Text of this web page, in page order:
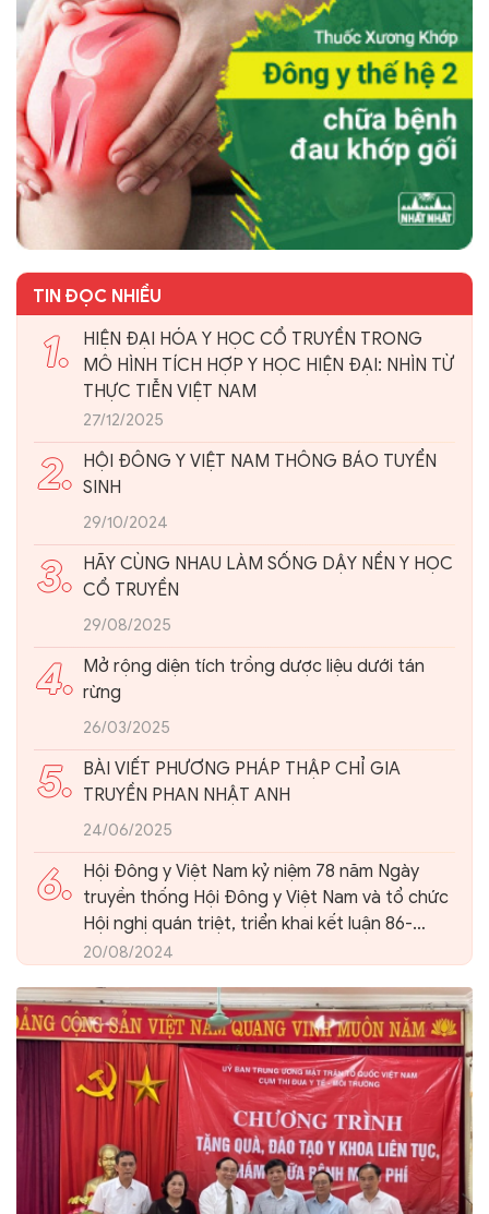
TIN ĐỌC NHIỀU
1.
HIỆN ĐẠI HÓA Y HỌC CỔ TRUYỀN TRONG
MÔ HÌNH TÍCH HỢP Y HỌC HIỆN ĐẠI: NHÌN TỪ
THỰC TIỄN VIỆT NAM
27/12/2025
2. HỘI ĐÔNG Y VIỆT NAM THÔNG BÁO TUYỂN
SINH
29/10/2024
3. HÃY CÙNG NHAU LÀM SỐNG DẬY NỀN Y HỌC
CỔ TRUYỀN
29/08/2025
4. Mở rộng diện tích trồng dược liệu dưới tán
rừng
26/03/2025
5. BÀI VIẾT PHƯƠNG PHÁP THẬP CHỈ GIA
TRUYỀN PHAN NHẬT ANH
24/06/2025
6. Hội Đông y Việt Nam kỷ niệm 78 năm Ngày
truyền thống Hội Đông y Việt Nam và tổ chức
Hội nghị quán triệt, triển khai kết luận 86-
KL/TW của Ban Bí thư Trung ương Đảng về
Hội Đông y Việt Nam trong giai đoạn mới.
20/08/2024